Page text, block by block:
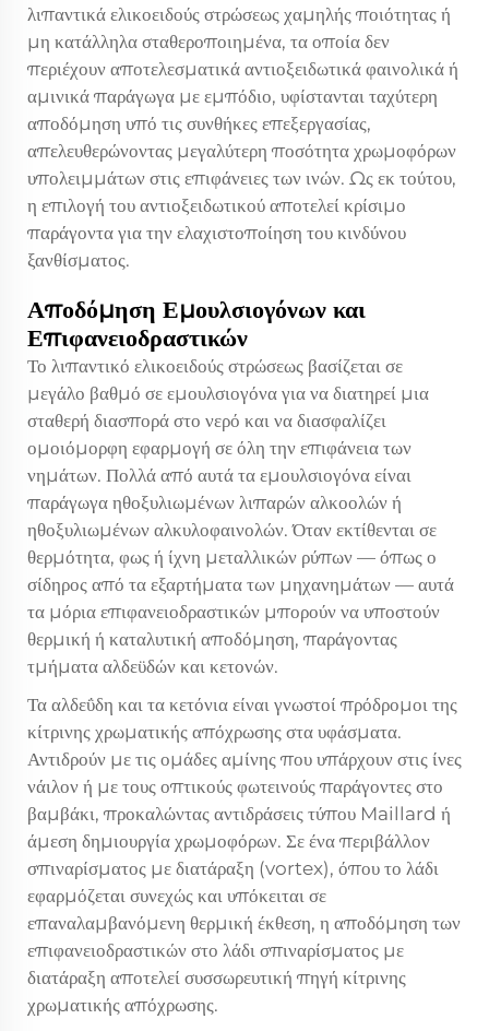
λιπαντικά ελικοειδούς στρώσεως χαμηλής ποιότητας ή
μη κατάλληλα σταθεροποιημένα, τα οποία δεν
περιέχουν αποτελεσματικά αντιοξειδωτικά φαινολικά ή
αμινικά παράγωγα με εμπόδιο, υφίστανται ταχύτερη
αποδόμηση υπό τις συνθήκες επεξεργασίας,
απελευθερώνοντας μεγαλύτερη ποσότητα χρωμοφόρων
υπολειμμάτων στις επιφάνειες των ινών. Ως εκ τούτου,
η επιλογή του αντιοξειδωτικού αποτελεί κρίσιμο
παράγοντα για την ελαχιστοποίηση του κινδύνου
ξανθίσματος.
Αποδόμηση Εμουλσιογόνων και
Επιφανειοδραστικών
Το λιπαντικό ελικοειδούς στρώσεως βασίζεται σε
μεγάλο βαθμό σε εμουλσιογόνα για να διατηρεί μια
σταθερή διασπορά στο νερό και να διασφαλίζει
ομοιόμορφη εφαρμογή σε όλη την επιφάνεια των
νημάτων. Πολλά από αυτά τα εμουλσιογόνα είναι
παράγωγα ηθοξυλιωμένων λιπαρών αλκοολών ή
ηθοξυλιωμένων αλκυλοφαινολών. Όταν εκτίθενται σε
θερμότητα, φως ή ίχνη μεταλλικών ρύπων — όπως ο
σίδηρος από τα εξαρτήματα των μηχανημάτων — αυτά
τα μόρια επιφανειοδραστικών μπορούν να υποστούν
θερμική ή καταλυτική αποδόμηση, παράγοντας
τμήματα αλδεϋδών και κετονών.
Τα αλδεΰδη και τα κετόνια είναι γνωστοί πρόδρομοι της
κίτρινης χρωματικής απόχρωσης στα υφάσματα.
Αντιδρούν με τις ομάδες αμίνης που υπάρχουν στις ίνες
νάιλον ή με τους οπτικούς φωτεινούς παράγοντες στο
βαμβάκι, προκαλώντας αντιδράσεις τύπου Maillard ή
άμεση δημιουργία χρωμοφόρων. Σε ένα περιβάλλον
σπιναρίσματος με διατάραξη (vortex), όπου το λάδι
εφαρμόζεται συνεχώς και υπόκειται σε
επαναλαμβανόμενη θερμική έκθεση, η αποδόμηση των
επιφανειοδραστικών στο λάδι σπιναρίσματος με
διατάραξη αποτελεί συσσωρευτική πηγή κίτρινης
χρωματικής απόχρωσης.